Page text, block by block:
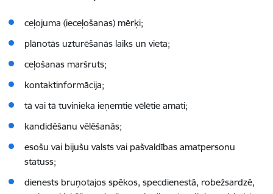
ceļojuma (ieceļošanas) mērķi;
plānotās uzturēšanās laiks un vieta;
ceļošanas maršruts;
kontaktinformācija;
tā vai tā tuvinieka ieņemtie vēlētie amati;
kandidēšanu vēlēšanās;
esošu vai bijušu valsts vai pašvaldības amatpersonu
statuss;
dienests bruņotajos spēkos, specdienestā, robežsardzē,